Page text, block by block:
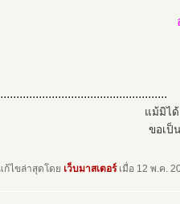
แม้มิได้
ขอเป็
ก้ไขล่าสุดโดย เว็บมาสเตอร์เมื่อ 12 พ.ค.